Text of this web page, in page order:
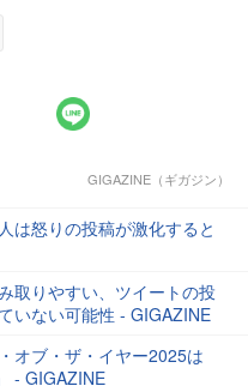
GIGAZINE（ギガジン）
は怒りの投稿が激化すると
取りやすい、ツイートの投
いない可能性 - GIGAZINE
オブ・ザ・イヤー2025は
- GIGAZINE